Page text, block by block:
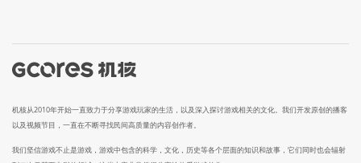
机核从2010年开始一直致力于分享游戏玩家的生活，以及深入探讨游戏相关的文化。我们开发原创的播客
以及视频节目，一直在不断寻找民间高质量的内容创作者。
我们坚信游戏不止是游戏，游戏中包含的科学，文化，历史等各个层面的知识和故事，它们同时也会辐射